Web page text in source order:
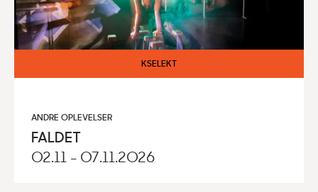
ANDRE OPLEVELSER
FALDET
02.11 - 07.11.2026
KSELEKT